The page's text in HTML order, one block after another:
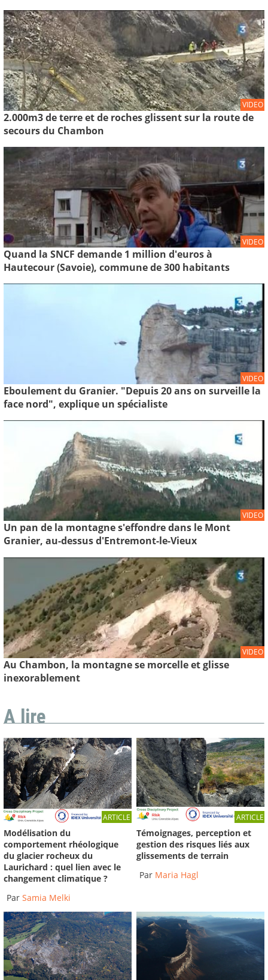
VIDEO
2.000m3 de terre et de roches glissent sur la route de
secours du Chambon
VIDEO
Quand la SNCF demande 1 million d'euros à
Hautecour (Savoie), commune de 300 habitants
VIDEO
Eboulement du Granier. "Depuis 20 ans on surveille la
face nord", explique un spécialiste
VIDEO
Un pan de la montagne s'effondre dans le Mont
Granier, au-dessus d'Entremont-le-Vieux
VIDEO
Au Chambon, la montagne se morcelle et glisse
inexorablement
A lire
ARTICLE
Modélisation du
comportement rhéologique
du glacier rocheux du
Laurichard : quel lien avec le
changement climatique ?
Par Samia Melki
ARTICLE
Témoignages, perception et
gestion des risques liés aux
glissements de terrain
Par Maria Hagl